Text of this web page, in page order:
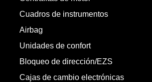
Cuadros de instrumentos
Airbag
Unidades de confort
Bloqueo de dirección/EZS
Cajas de cambio electrónicas